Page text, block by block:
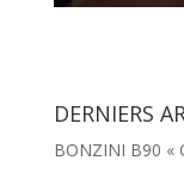
DERNIERS
BONZINI B90 «